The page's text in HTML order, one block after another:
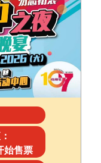
始售票